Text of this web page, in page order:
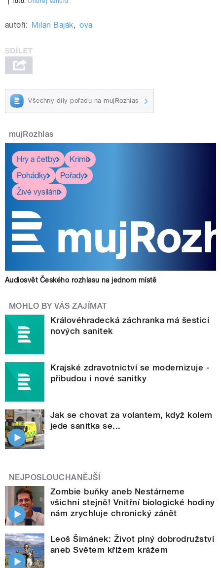
autoři: Milan Baják, ova
Všechny díly pořadu na mujRozhlas
mujRozhlas
Hry a četby
Krimi
Pohádky
Pořady
Živé vysílání
Audiosvět Českého rozhlasu na jednom místě
MOHLO BY VÁS ZAJÍMAT
Královéhradecká záchranka má šestici
nových sanitek
Krajské zdravotnictví se modernizuje -
přibudou i nové sanitky
Jak se chovat za volantem, když kolem
jede sanitka se...
NEJPOSLOUCHANĚJŠÍ
Zombie buňky aneb Nestárneme
všichni stejně! Vnitřní biologické hodiny
nám zrychluje chronický zánět
Leoš Šimánek: Život plný dobrodružství
aneb Světem křížem krážem